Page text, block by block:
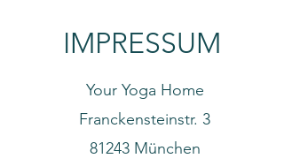
IMPRESSUM
Your Yoga Home
Franckensteinstr. 3
81243 München